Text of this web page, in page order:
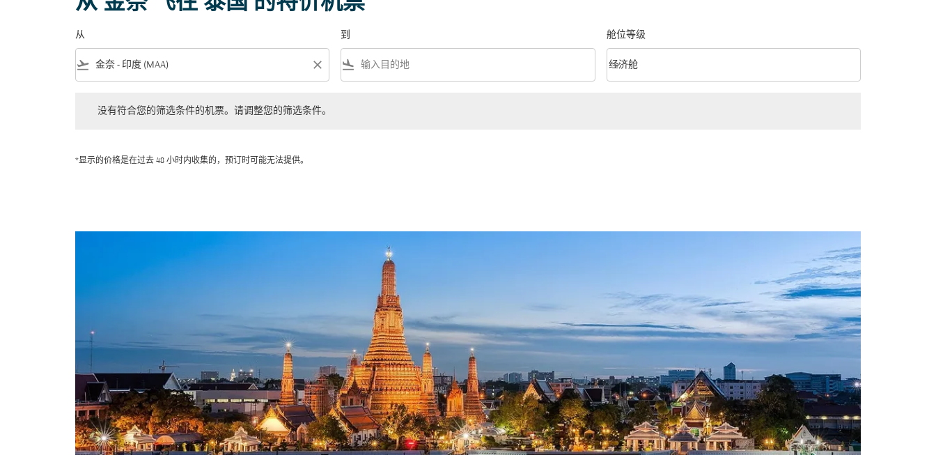
从
flight_takeoff close
到
flight_land
舱位等级
舱位等级 option 经济舱 Selected
经济舱
keyboard_arrow_down
没有符合您的筛选条件的机票。请调整您的筛选条件。
*显示的价格是在过去 48 小时内收集的，预订时可能无法提供。